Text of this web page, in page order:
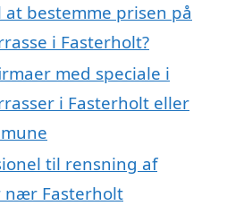
bestemme prisen på
i Fasterholt?
med speciale i
i Fasterholt eller
til rensning af
Fasterholt